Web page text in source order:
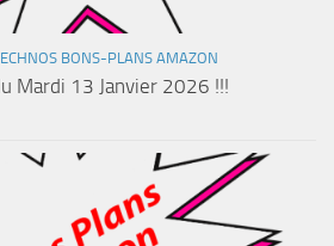
BONS-PLANS AMAZON
Mardi 13 Janvier 2026 !!!